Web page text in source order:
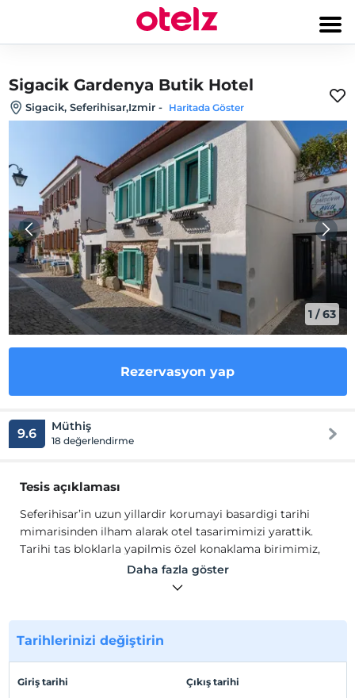
Sigacik Gardenya Butik Hotel
Sigacik, Seferihisar,Izmir - Haritada Göster
1 /63
Rezervasyon yap
9.6 Müthiş
18 değerlendirme
Tesis açıklaması
Seferihisar’in uzun yillardir korumayi basardigi tarihi
mimarisinden ilham alarak otel tasarimimizi yarattik.
Tarihi tas bloklarla yapilmis özel konaklama birimimiz,
müsterilerimize mistik bir deneyim yasatmak için
modern mimari ile desteklenmistir. Konfor ve kültürün
tamamen dogal bir atmosferin içinde yer alacaksiniz.
Otelimizin her bölgesinde bulunan Wi-Fi hizmeti ile
Seferihisar’in uzun yillardir korumayi basardigi tarihi
Daha fazla göster
Tarihlerinizi değiştirin
Giriş tarihi Çıkış tarihi